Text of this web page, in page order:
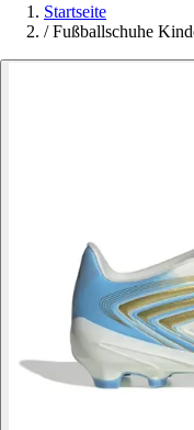
Startseite
/ Fußballschuhe